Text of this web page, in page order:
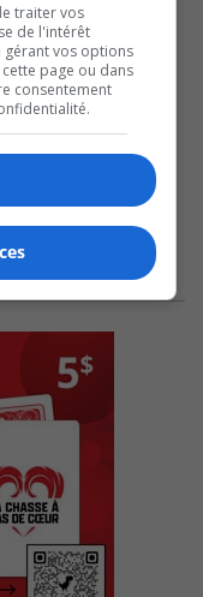
traiter vos
de l'intérêt
gérant vos options
page ou dans
consentement